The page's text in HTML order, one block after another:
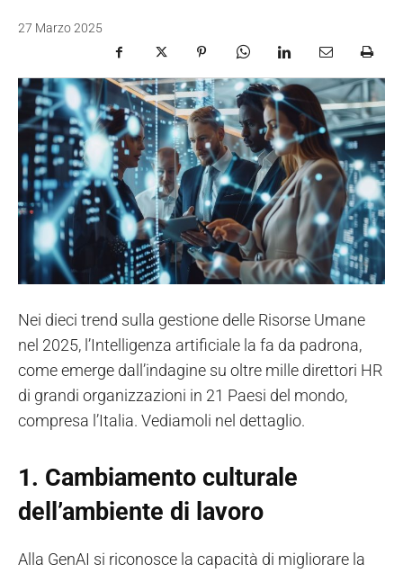
27 Marzo 2025
Nei dieci trend sulla gestione delle Risorse Umane
nel 2025, l’Intelligenza artificiale la fa da padrona,
come emerge dall’indagine su oltre mille direttori HR
di grandi organizzazioni in 21 Paesi del mondo,
compresa l’Italia. Vediamoli nel dettaglio.
1. Cambiamento culturale
dell’ambiente di lavoro
Alla GenAI si riconosce la capacità di migliorare la